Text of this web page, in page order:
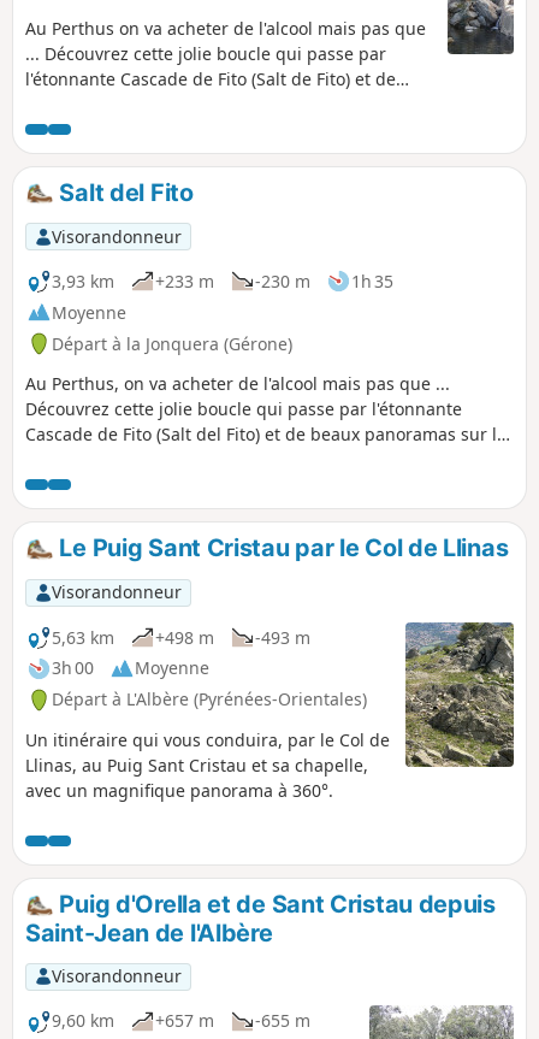
Au Perthus on va acheter de l'alcool mais pas que
... Découvrez cette jolie boucle qui passe par
l'étonnante Cascade de Fito (Salt de Fito) et de
Canigou. À faire lorsqu'il y a eu de la pluie
auparavant afin de profiter de la cascade et de la
rivière. Le parcours peut être raccourci, on peut
se contenter d'aller à la cascade : il y a un
passage difficile, courte montée très dure.
Salt del Fito
Visorandonneur
3,93 km
+233 m -230 m
1h 35
Moyenne
Départ à la Jonquera (Gérone)
Au Perthus, on va acheter de l'alcool mais pas que ...
Découvrez cette jolie boucle qui passe par l'étonnante
Cascade de Fito (Salt del Fito) et de beaux panoramas sur le
pluie auparavant afin de profiter de la cascade et sa rivière.
Le Puig Sant Cristau par le Col de Llinas
Visorandonneur
5,63 km
+498 m
-493 m
3h 00
Moyenne
Départ à L'Albère (Pyrénées-Orientales)
Un itinéraire qui vous conduira, par le Col de
Llinas, au Puig Sant Cristau et sa chapelle,
avec un magnifique panorama à 360°.
Puig d'Orella et de Sant Cristau depuis
Saint-Jean de l'Albère
Visorandonneur
9,60 km
+657 m
-655 m